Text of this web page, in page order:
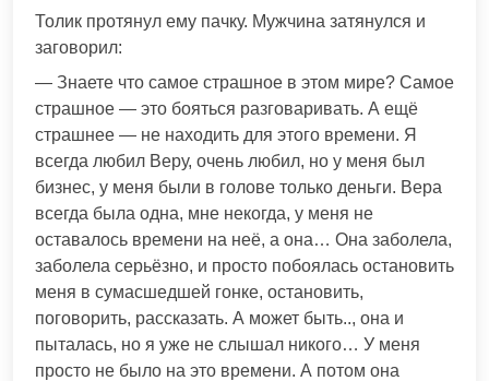
Толик протянул ему пачку. Мужчина затянулся и
заговорил:
— Знаете что самое страшное в этом мире? Самое
страшное — это бояться разговаривать. А ещё
страшнее — не находить для этого времени. Я
всегда любил Веру, очень любил, но у меня был
бизнес, у меня были в голове только деньги. Вера
всегда была одна, мне некогда, у меня не
оставалось времени на неё, а она… Она заболела,
заболела серьёзно, и просто побоялась остановить
меня в сумасшедшей гонке, остановить,
поговорить, рассказать. А может быть.., она и
пыталась, но я уже не слышал никого… У меня
просто не было на это времени. А потом она